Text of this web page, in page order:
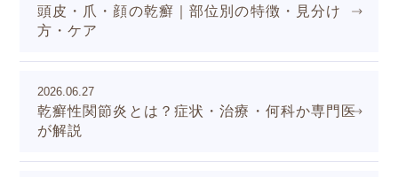
頭皮・爪・顔の乾癬｜部位別の特徴・見分け
方・ケア
2026.06.27
乾癬性関節炎とは？症状・治療・何科か専門医
が解説